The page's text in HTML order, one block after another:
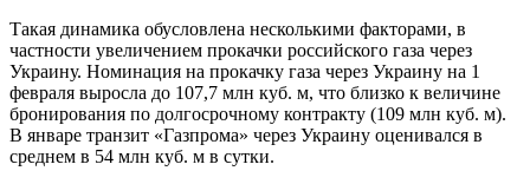
Такая динамика обусловлена несколькими факторами, в
частности увеличением прокачки российского газа через
Украину. Номинация на прокачку газа через Украину на 1
февраля выросла до 107,7 млн куб. м, что близко к величине
бронирования по долгосрочному контракту (109 млн куб. м).
В январе транзит «Газпрома» через Украину оценивался в
среднем в 54 млн куб. м в сутки.